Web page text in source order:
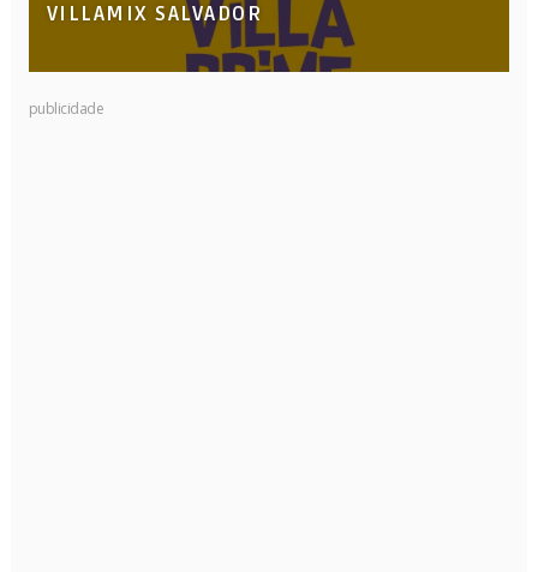
VILLAMIX SALVADOR
publicidade